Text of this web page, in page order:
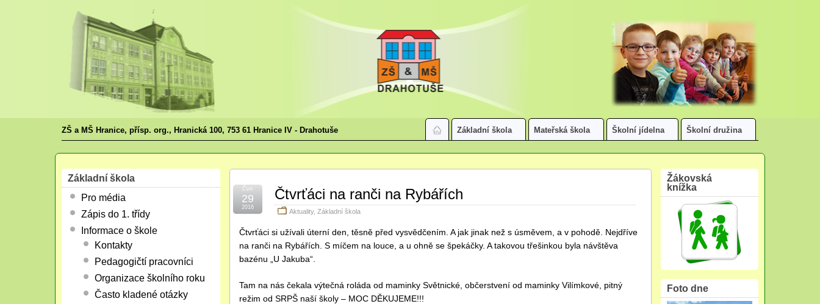
ZŠ a MŠ Hranice, přísp. org., Hranická 100, 753 61 Hranice IV - Drahotuše Základní škola Mateřská škola Školní jídelna Školní družina
Čtvrťáci na ranči na Rybářích
Aktuality, Základní škola
Čvn
29
2016
Čtvrťáci si užívali úterní den, těsně před vysvědčením. A jak jinak než s úsměvem, a v pohodě. Nejdříve
na ranči na Rybářích. S míčem na louce, a u ohně se špekáčky. A takovou třešinkou byla návštěva
bazénu „U Jakuba“.
Tam na nás čekala výtečná roláda od maminky Světnické, občerstvení od maminky Vilímkové, pitný
režim od SRPŠ naší školy – MOC DĚKUJEME!!!
Základní škola
Pro média
Zápis do 1. třídy
Informace o škole
Kontakty
Pedagogičtí pracovníci
Organizace školního roku
Často kladené otázky
Žákovská
knížka
Foto dne